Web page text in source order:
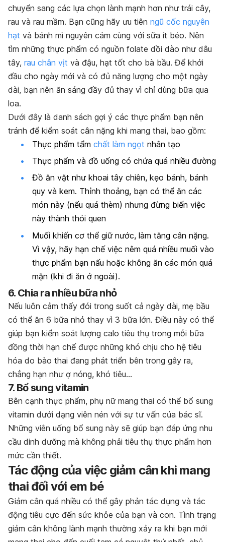
chuyển sang các lựa chọn lành mạnh hơn như trái cây,
rau và rau mầm. Bạn cũng hãy ưu tiên ngũ cốc nguyên
hạt và bánh mì nguyên cám cùng với sữa ít béo. Nên
tìm những thực phẩm có nguồn folate dồi dào như dâu
tây, rau chân vịt và đậu, hạt tốt cho bà bầu. Để khởi
đầu cho ngày mới và có đủ năng lượng cho một ngày
dài, bạn nên ăn sáng đầy đủ thay vì chỉ dùng bữa qua
loa.
Dưới đây là danh sách gợi ý các thực phẩm bạn nên
tránh để kiểm soát cân nặng khi mang thai, bao gồm:
Thực phẩm tẩm chất làm ngọt nhân tạo
Thực phẩm và đồ uống có chứa quá nhiều đường
Đồ ăn vặt như khoai tây chiên, kẹo bánh, bánh
quy và kem. Thỉnh thoảng, bạn có thể ăn các
món này (nếu quá thèm) nhưng đừng biến việc
này thành thói quen
Muối khiến cơ thể giữ nước, làm tăng cân nặng.
Vì vậy, hãy hạn chế việc nêm quá nhiều muối vào
thực phẩm bạn nấu hoặc không ăn các món quá
mặn (khi đi ăn ở ngoài).
6. Chia ra nhiều bữa nhỏ
Nếu luôn cảm thấy đói trong suốt cả ngày dài, mẹ bầu
có thể ăn 6 bữa nhỏ thay vì 3 bữa lớn. Điều này có thể
giúp bạn kiểm soát lượng calo tiêu thụ trong mỗi bữa
đồng thời hạn chế được những khó chịu cho hệ tiêu
hóa do bào thai đang phát triển bên trong gây ra,
chẳng hạn như ợ nóng, khó tiêu…
7. Bổ sung vitamin
Bên cạnh thực phẩm, phụ nữ mang thai có thể bổ sung
vitamin dưới dạng viên nén với sự tư vấn của bác sĩ.
Những viên uống bổ sung này sẽ giúp bạn đáp ứng nhu
cầu dinh dưỡng mà không phải tiêu thụ thực phẩm hơn
mức cần thiết.
Tác động của việc giảm cân khi mang
thai đối với em bé
Giảm cân quá nhiều có thể gây phản tác dụng và tác
động tiêu cực đến sức khỏe của bạn và con. Tình trạng
giảm cân không lành mạnh thường xảy ra khi bạn mới